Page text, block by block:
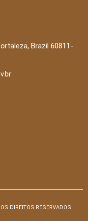
Brazil 60811-
DIREITOS RESERVADOS